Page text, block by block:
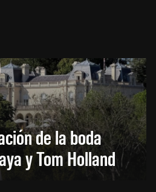
de la boda
y Tom Holland